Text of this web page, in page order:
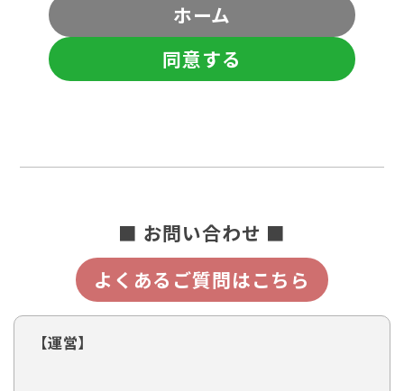
ホーム
同意する
■ お問い合わせ ■
よくあるご質問はこちら
【運営】